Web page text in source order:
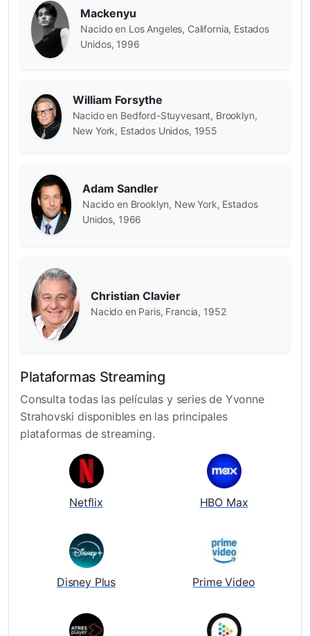
Mackenyu
Nacido en Los Angeles, California, Estados
Unidos, 1996
William Forsythe
Nacido en Bedford-Stuyvesant, Brooklyn,
New York, Estados Unidos, 1955
Adam Sandler
Nacido en Brooklyn, New York, Estados
Unidos, 1966
Christian Clavier
Nacido en Paris, Francia, 1952
Plataformas Streaming
Consulta todas las películas y series de Yvonne
Strahovski disponibles en las principales
plataformas de streaming.
Netflix HBO Max
Disney Plus Prime Video